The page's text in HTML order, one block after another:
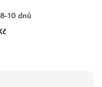
hvězdiček.
10 dnů